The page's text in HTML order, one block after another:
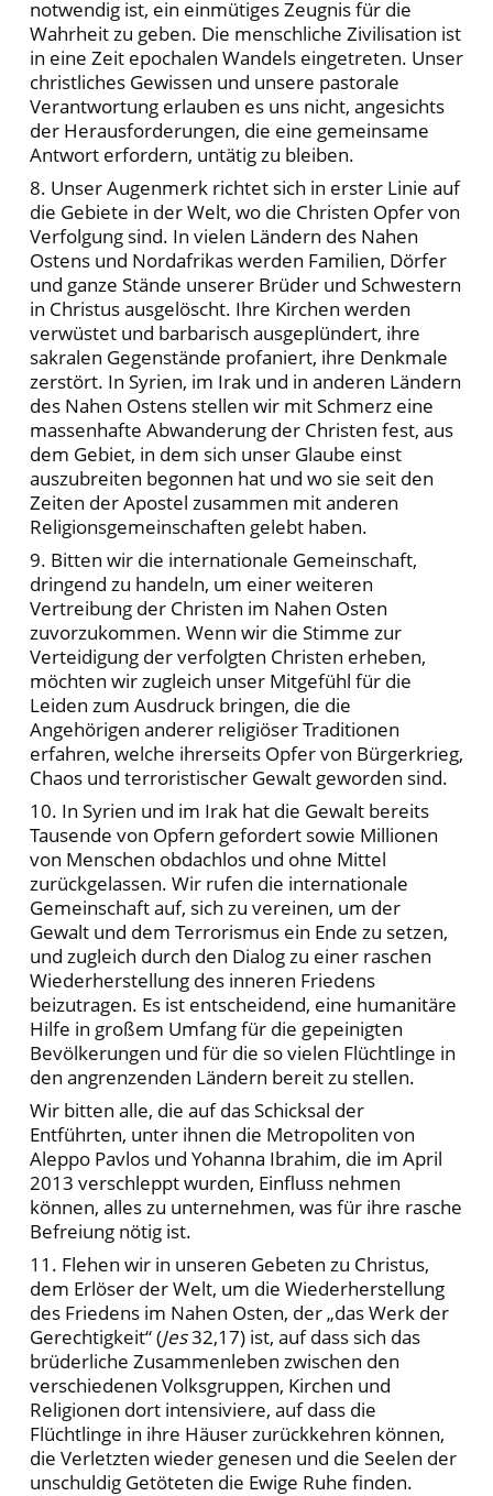
notwendig ist, ein einmütiges Zeugnis für die
Wahrheit zu geben. Die menschliche Zivilisation ist
in eine Zeit epochalen Wandels eingetreten. Unser
christliches Gewissen und unsere pastorale
Verantwortung erlauben es uns nicht, angesichts
der Herausforderungen, die eine gemeinsame
Antwort erfordern, untätig zu bleiben.
8. Unser Augenmerk richtet sich in erster Linie auf
die Gebiete in der Welt, wo die Christen Opfer von
Verfolgung sind. In vielen Ländern des Nahen
Ostens und Nordafrikas werden Familien, Dörfer
und ganze Stände unserer Brüder und Schwestern
in Christus ausgelöscht. Ihre Kirchen werden
verwüstet und barbarisch ausgeplündert, ihre
sakralen Gegenstände profaniert, ihre Denkmale
zerstört. In Syrien, im Irak und in anderen Ländern
des Nahen Ostens stellen wir mit Schmerz eine
massenhafte Abwanderung der Christen fest, aus
dem Gebiet, in dem sich unser Glaube einst
auszubreiten begonnen hat und wo sie seit den
Zeiten der Apostel zusammen mit anderen
Religionsgemeinschaften gelebt haben.
9. Bitten wir die internationale Gemeinschaft,
dringend zu handeln, um einer weiteren
Vertreibung der Christen im Nahen Osten
zuvorzukommen. Wenn wir die Stimme zur
Verteidigung der verfolgten Christen erheben,
möchten wir zugleich unser Mitgefühl für die
Leiden zum Ausdruck bringen, die die
Angehörigen anderer religiöser Traditionen
erfahren, welche ihrerseits Opfer von Bürgerkrieg,
Chaos und terroristischer Gewalt geworden sind.
10. In Syrien und im Irak hat die Gewalt bereits
Tausende von Opfern gefordert sowie Millionen
von Menschen obdachlos und ohne Mittel
zurückgelassen. Wir rufen die internationale
Gemeinschaft auf, sich zu vereinen, um der
Gewalt und dem Terrorismus ein Ende zu setzen,
und zugleich durch den Dialog zu einer raschen
Wiederherstellung des inneren Friedens
beizutragen. Es ist entscheidend, eine humanitäre
Hilfe in großem Umfang für die gepeinigten
Bevölkerungen und für die so vielen Flüchtlinge in
den angrenzenden Ländern bereit zu stellen.
Wir bitten alle, die auf das Schicksal der
Entführten, unter ihnen die Metropoliten von
Aleppo Pavlos und Yohanna Ibrahim, die im April
2013 verschleppt wurden, Einfluss nehmen
können, alles zu unternehmen, was für ihre rasche
Befreiung nötig ist.
11. Flehen wir in unseren Gebeten zu Christus,
dem Erlöser der Welt, um die Wiederherstellung
des Friedens im Nahen Osten, der „das Werk der
Gerechtigkeit“ (Jes32,17) ist, auf dass sich das
brüderliche Zusammenleben zwischen den
verschiedenen Volksgruppen, Kirchen und
Religionen dort intensiviere, auf dass die
Flüchtlinge in ihre Häuser zurückkehren können,
die Verletzten wieder genesen und die Seelen der
unschuldig Getöteten die Ewige Ruhe finden.